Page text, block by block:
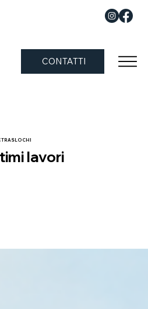
CONTATTI
TRASLOCHI
lavori